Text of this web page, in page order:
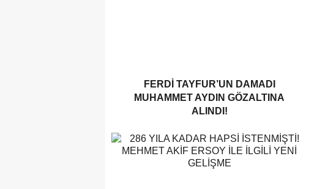
FERDI TAYFUR’UN DAMADI
MUHAMMET AYDIN GÖZALTINA
ALINDI!